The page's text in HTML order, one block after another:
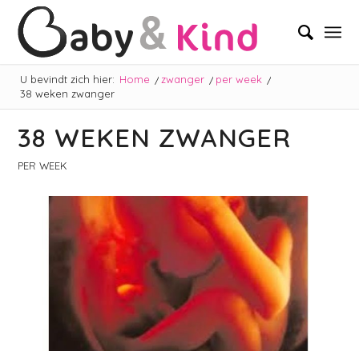
U bevindt zich hier: Home / zwanger / per week /
38 weken zwanger
38 WEKEN ZWANGER
PER WEEK